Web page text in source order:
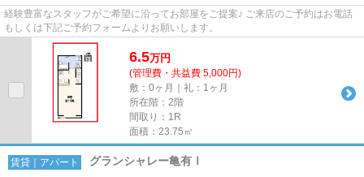
経験豊富なスタッフがご希望に沿ってお部屋をご提案♪ ご来店のご予約はお電話
もしくは下記ご予約フォームよりお願いします。
6.5万円
(管理費・共益費 5,000円)
敷：0ヶ月｜礼：1ヶ月
所在階：2階
間取り：1R
面積：23.75㎡
賃貸｜アパート グランシャレー亀有Ⅰ